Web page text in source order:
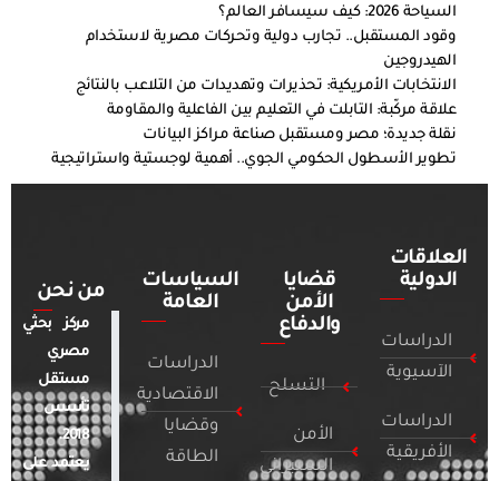
السياحة 2026: كيف سيسافر العالم؟
وقود المستقبل.. تجارب دولية وتحركات مصرية لاستخدام
الهيدروجين
الانتخابات الأمريكية: تحذيرات وتهديدات من التلاعب بالنتائج
علاقة مركّبة: التابلت في التعليم بين الفاعلية والمقاومة
نقلة جديدة؛ مصر ومستقبل صناعة مراكز البيانات
تطوير الأسطول الحكومي الجوي.. أهمية لوجستية واستراتيجية
العلاقات
الدولية
الدراسات
الآسيوية
الدراسات
الأفريقية
قضايا
الأمن
والدفاع
التسلح
الأمن
السيبراني
السياسات
العامة
الدراسات
الاقتصادية
وقضايا
الطاقة
من نحن
مركز بحثي
مصري
مستقل
تأسس
2018.
يعتمد على